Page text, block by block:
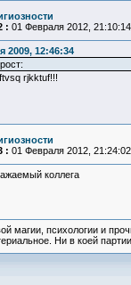
: 01 Февраля 2012,
2009, 12:46:34
rjkktuf!!!
: 01 Февраля 2012,
коллега
магии, психологии и
Ни в коей